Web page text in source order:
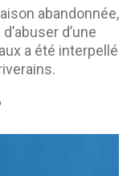
abandonnée,
d’une
a été interpellé